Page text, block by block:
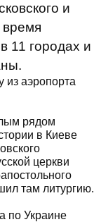
и
время
11 городах и
из аэропорта
рядом
в Киеве
церкви
там литургию.
по Украине